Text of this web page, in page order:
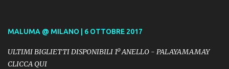
MALUMA @ MILANO | 6 OTTOBRE 2017
ULTIMI BIGLIETTI DISPONIBILI 1º ANELLO - PALAYAMAMAY
CLICCA QUI